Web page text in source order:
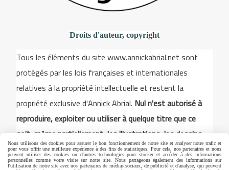
Droits d'auteur, copyright
Tous les éléments du site www.annickabrial.net sont
protégés par les lois françaises et internationales
relatives à la propriété intellectuelle et restent la
propriété exclusive d'Annick Abrial. Nul n'est autorisé à
reproduire, exploiter ou utiliser à quelque titre que ce
soit, même partiellement, les illustrations, les dessins,
les modèles pour la broderie, les éléments du site. Toute
utilisation est strictement interdite sans un accord écrit
Nous utilisons des cookies pour assurer le bon fonctionnement de notre site et analyser notre trafic et
pour vous offrir une meilleure expérience à des fins de statistiques. Pour cela, nos partenaires et nous
peuvent utiliser des cookies ou d'autres technologies pour stocker et accéder à des informations
personnelles comme votre visite sur notre site. Nous partageons également des informations sur
l'utilisation de notre site avec nos partenaires de médias sociaux, de publicité et d'analyse, qui peuvent